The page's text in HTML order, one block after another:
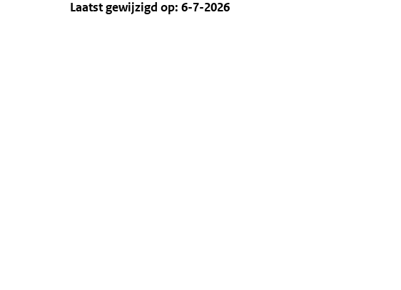
Laatst gewijzigd op: 6-7-2026